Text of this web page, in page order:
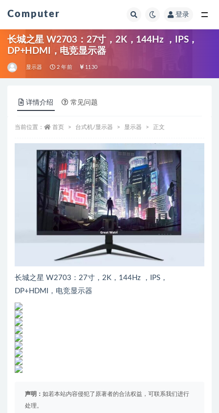
Computer 登录
长城之星 W2703：27寸，2K，144Hz ，IPS，
DP+HDMI，电竞显示器
显示器 2 年前 1130
详情介绍 常见问题
当前位置： 首页 台式机/显示器 显示器 正文
长城之星 W2703：27寸，2K，144Hz ，IPS，
DP+HDMI，电竞显示器
声明： 如若本站内容侵犯了原著者的合法权益，可联系我们进行
处理。